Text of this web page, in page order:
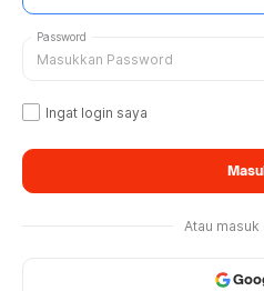
Password
Ingat login saya
Atau masuk